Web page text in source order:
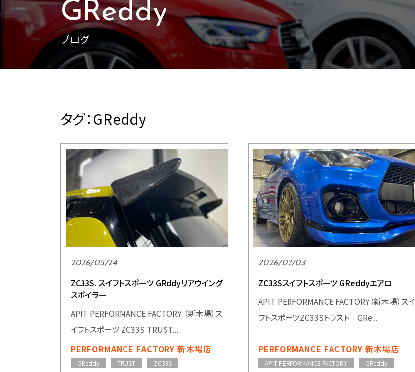
GReddy
ブログ
タグ：GReddy
2026/05/24
ZC33S. スイフトスポーツ GRddyリアウイング
スポイラー
APIT PERFORMANCE FACTORY （新木場）ス
イフトスポーツ ZC33S TRUST...
PERFORMANCE FACTORY 新木場店
GReddy TRUST
ZC33S
2026/02/03
ZC33Sスイフトスポーツ GReddyエアロ
APIT PERFORMANCE FACTORY（新木場）スイ
フトスポーツZC33Sトラスト GRe...
PERFORMANCE FACTORY 新木場店
APIT PERFORMANCE FACTORY
GReddy